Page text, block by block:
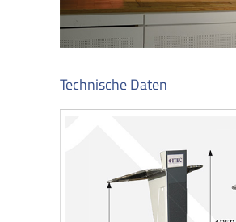
Technische Daten